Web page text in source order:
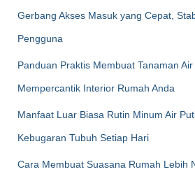
Gerbang Akses Masuk yang Cepat,
Pengguna
Panduan Praktis Membuat Tanaman
Mempercantik Interior Rumah Anda
Manfaat Luar Biasa Rutin Minum Air
Kebugaran Tubuh Setiap Hari
Cara Membuat Suasana Rumah Lebih